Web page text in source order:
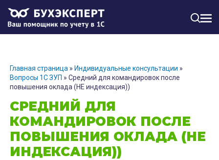
Главная страница » Индивидуальные консультации »
Вопросы 1С ЗУП » Средний для командировок после
повышения оклада (НЕ индексация))
СРЕДНИЙ ДЛЯ
КОМАНДИРОВОК ПОСЛЕ
ПОВЫШЕНИЯ ОКЛАДА (НЕ
ИНДЕКСАЦИЯ))